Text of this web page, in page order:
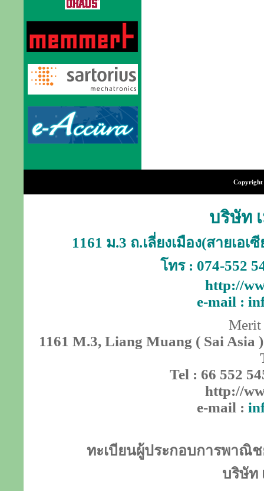
Copyright
บริษัท
1161 ม.3 ถ.เลี่ยงเมือง(สายเอ
โทร : 074-552
http://
e-mail :
Merit
1161 M.3, Liang Muang ( Sai Asia
Tel : 66 552
http://
e-mail :
ทะเบียนผู้ประกอบการพาณิช
บริษัท